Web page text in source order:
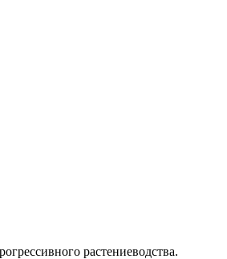
растениеводства.